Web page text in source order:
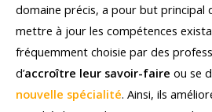
domaine précis, a pour but principal
mettre à jour les compétences
fréquemment choisie par des
d’accroître leur savoir-faire ou se
nouvelle spécialité. Ainsi, ils